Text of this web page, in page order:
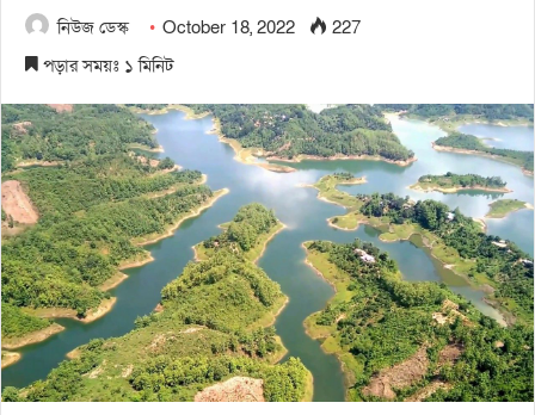
নিউজ ডেস্ক October 18, 2022
227
পড়ার সময়ঃ ১ মিনিট